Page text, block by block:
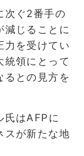
次ぐ2番手の
減じることに
力を受けてい
統領にとって
るとの見方を
氏はAFPに
スが新たな地